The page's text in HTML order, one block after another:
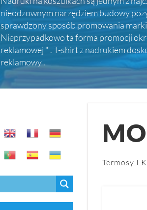
nieodzownym narzędziem budowy
sprawdzony sposób promowania
Nieprzypadkowo ta forma promocji
reklamowej " . T-shirt z nadrukiem
reklamowy .
Termosy I